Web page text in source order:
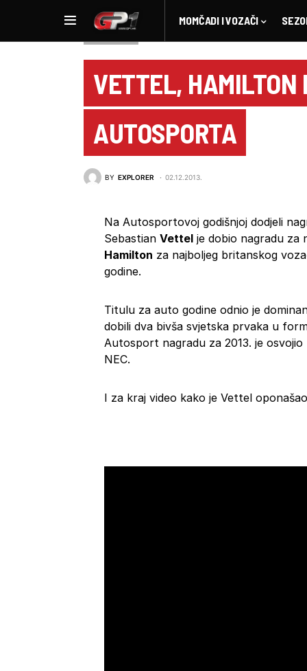
MOMČADI I VOZAČI
VETTEL, HAMILTON
AUTOSPORTA
BY EXPLORER 02.12.2013.
Na Autosportovoj godišnjoj dodjeli
Sebastian Vettel je dobio nagradu za
Hamilton za najboljeg britanskog
godine.
Titulu za auto godine odnio je
dobili dva bivša svjetska prvaka u
Autosport nagradu za 2013. je
NEC.
I za kraj video kako je Vettel